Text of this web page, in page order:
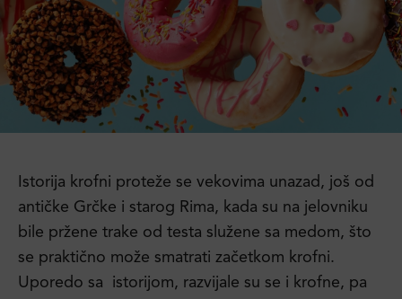
Istorija krofni proteže se vekovima unazad, još od
antičke Grčke i starog Rima, kada su na jelovniku
bile pržene trake od testa služene sa medom, što
se praktično može smatrati začetkom krofni.
Uporedo sa istorijom, razvijale su se i krofne, pa